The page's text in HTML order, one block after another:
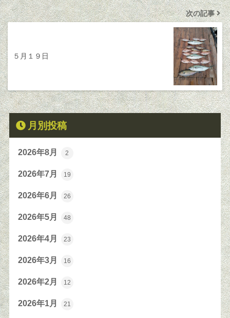
次の記事
５月１９日
月別投稿
2026年8月 2
2026年7月 19
2026年6月 26
2026年5月 48
2026年4月 23
2026年3月 16
2026年2月 12
2026年1月 21